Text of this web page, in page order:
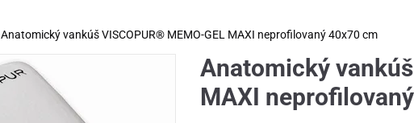
Anatomický vankúš VISCOPUR® MEMO-GEL MAXI neprofilovaný 40x70 cm
Anatomický
MAXI